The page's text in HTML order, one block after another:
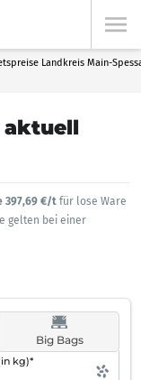
Landkreis Main-
aktuell
397,69 €/t für lose Ware
gelten bei einer
Big Bags
kg)*